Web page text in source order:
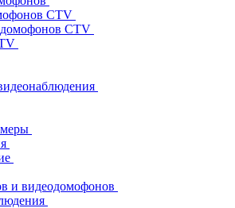
CTV
CTV
и видеодомофонов